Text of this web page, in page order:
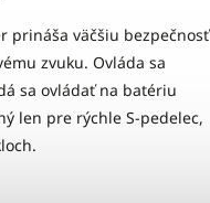
prináša väčšiu bezpečnosť
zvuku. Ovláda sa
sa ovládať na batériu
len pre rýchle S-pedelec,